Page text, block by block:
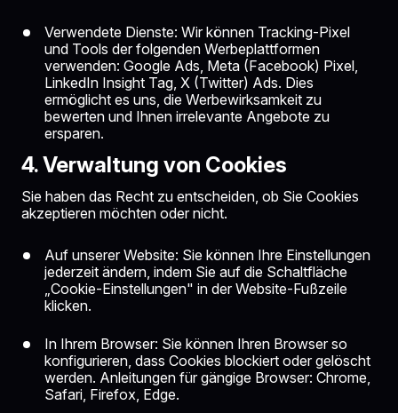
Verwendete Dienste: Wir können Tracking-Pixel
und Tools der folgenden Werbeplattformen
verwenden: Google Ads, Meta (Facebook) Pixel,
LinkedIn Insight Tag, X (Twitter) Ads. Dies
ermöglicht es uns, die Werbewirksamkeit zu
bewerten und Ihnen irrelevante Angebote zu
ersparen.
4. Verwaltung von Cookies
Sie haben das Recht zu entscheiden, ob Sie Cookies
akzeptieren möchten oder nicht.
Auf unserer Website: Sie können Ihre Einstellungen
jederzeit ändern, indem Sie auf die Schaltfläche
„Cookie-Einstellungen" in der Website-Fußzeile
klicken.
In Ihrem Browser: Sie können Ihren Browser so
konfigurieren, dass Cookies blockiert oder gelöscht
werden. Anleitungen für gängige Browser: Chrome,
Safari, Firefox, Edge.